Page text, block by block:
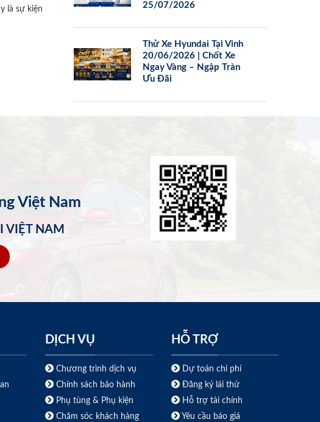
là sự kiện
25/07/2026
Thử Xe Hyundai Tại Vinh
20/06/2026 | Chốt Xe
Ngay Vàng – Ngập Tràn
Ưu Đãi
Việt Nam
VIỆT NAM
DỊCH VỤ
Chương trình dịch vụ
Chính sách bảo hành
Phụ tùng & Phụ kiện
Chăm sóc khách hàng
HỖ TRỢ
Dự toán chi phí
Đăng ký lái thử
Hỗ trợ tài chính
Yêu cầu báo giá